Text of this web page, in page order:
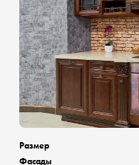
Размер
Фасады